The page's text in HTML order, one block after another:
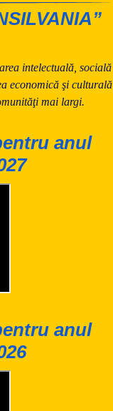
intelectuală, socială
economică şi culturală
mai largi.
anul
anul